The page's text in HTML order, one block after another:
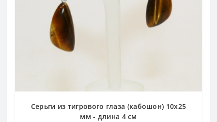
Серьги из тигрового глаза (кабошон) 10х25
мм - длина 4 см